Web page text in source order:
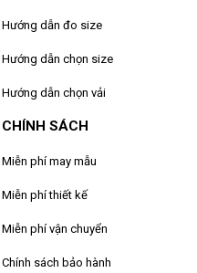
Hướng dẫn đo size
Hướng dẫn chọn size
Hướng dẫn chọn vải
CHÍNH SÁCH
Miễn phí may mẫu
Miễn phí thiết kế
Miễn phí vận chuyển
Chính sách bảo hành